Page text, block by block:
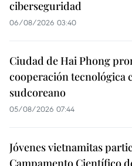
ciberseguridad
06/08/2026 03:40
Ciudad de Hai Phong
cooperación tecnológica
sudcoreano
05/08/2026 07:44
Jóvenes vietnamitas
Campamento Científico